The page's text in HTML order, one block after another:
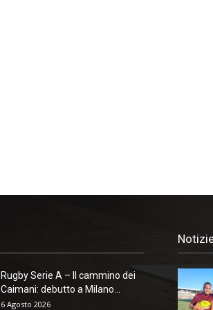
Rugby Serie A – Il cammino dei
Caimani: debutto a Milano...
6 Agosto 2026